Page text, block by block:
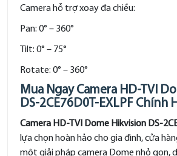
Camera hỗ trợ xoay đa chiều:
Pan: 0° – 360°
Tilt: 0° – 75°
Rotate: 0° – 360°
Mua Ngay Camera HD-TVI
DS-2CE76D0T-EXLPF Chính
Camera HD-TVI Dome Hikvision DS-
lựa chọn hoàn hảo cho gia đình, cửa
một giải pháp camera Dome nhỏ gọn,